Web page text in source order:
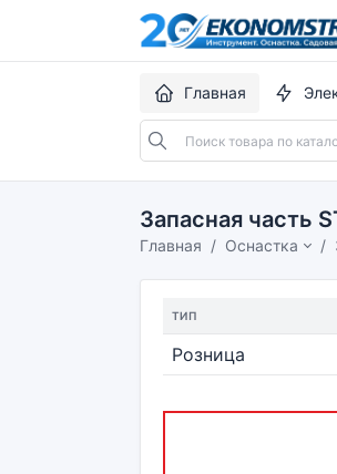
Главная
Запасная часть
Главная Оснастка
ТИП
Розница